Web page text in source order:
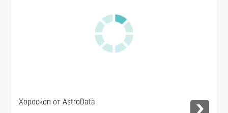
Хороскоп от AstroData